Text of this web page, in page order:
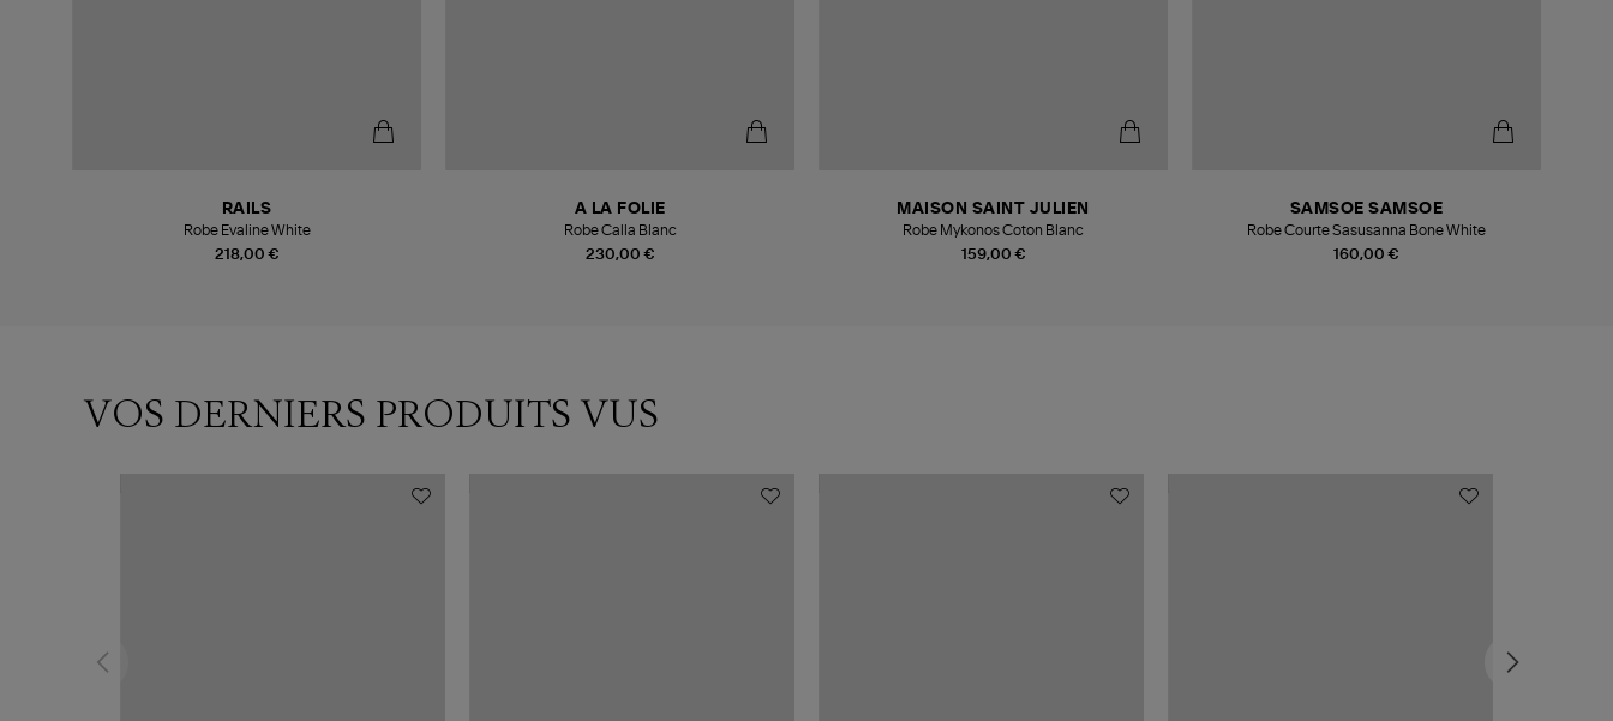
218,00 €
RAILS
Robe Evaline White
230,00 €
A LA FOLIE
Robe Calla Blanc
159,00 €
MAISON SAINT JULIEN
Robe Mykonos Coton Blanc
160,00 €
SAMSOE SAMSOE
Robe Courte Sasusanna Bone White
VOS DERNIERS PRODUITS VUS